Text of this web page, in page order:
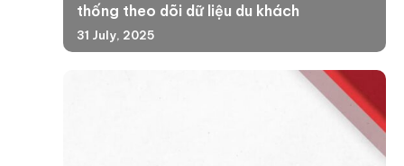
thống theo dõi dữ liệu du khách
31 July, 2025